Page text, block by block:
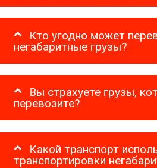
Кто угодно может
негабаритные грузы?
Вы страхуете грузы,
перевозите?
Какой транспорт
транспортировки